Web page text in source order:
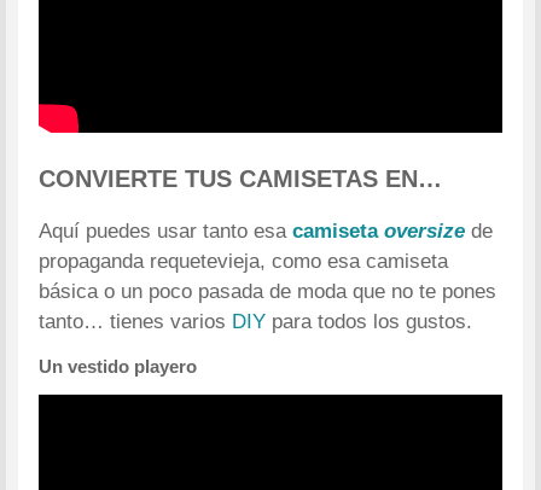
CONVIERTE TUS CAMISETAS EN…
Aquí puedes usar tanto esacamisetaoversize de
propaganda requetevieja, como esa camiseta
básica o un poco pasada de moda que no te pones
tanto… tienes varios DIY para todos los gustos.
Un vestido playero